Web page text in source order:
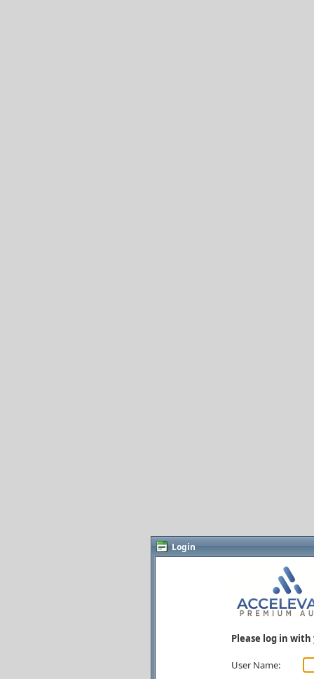
Login